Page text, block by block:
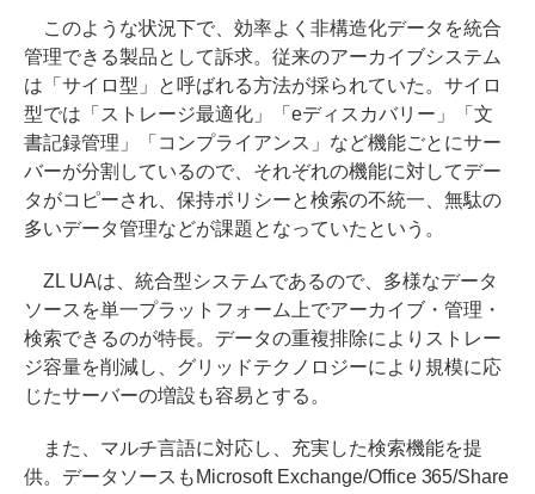
このような状況下で、効率よく非構造化データを統合
管理できる製品として訴求。従来のアーカイブシステム
は「サイロ型」と呼ばれる方法が採られていた。サイロ
型では「ストレージ最適化」「eディスカバリー」「文
書記録管理」「コンプライアンス」など機能ごとにサー
バーが分割しているので、それぞれの機能に対してデー
タがコピーされ、保持ポリシーと検索の不統一、無駄の
多いデータ管理などが課題となっていたという。
ZL UAは、統合型システムであるので、多様なデータ
ソースを単一プラットフォーム上でアーカイブ・管理・
検索できるのが特長。データの重複排除によりストレー
ジ容量を削減し、グリッドテクノロジーにより規模に応
じたサーバーの増設も容易とする。
また、マルチ言語に対応し、充実した検索機能を提
供。データソースもMicrosoft Exchange/Office 365/Share